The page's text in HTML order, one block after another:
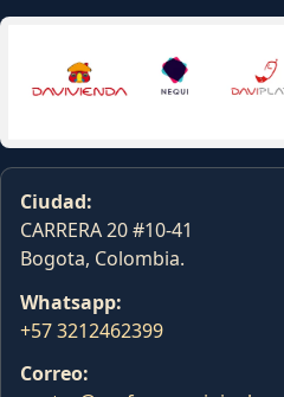
Ciudad:
CARRERA 20 #10-41
Bogota, Colombia.
Whatsapp:
+57 3212462399
Correo: